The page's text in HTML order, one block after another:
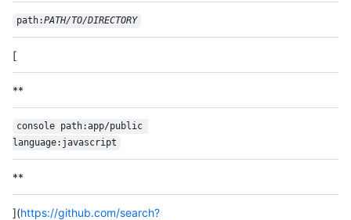
path:PATH/TO/DIRECTORY
[
**
console path:app/public
language:javascript
**
](https://github.com/search?